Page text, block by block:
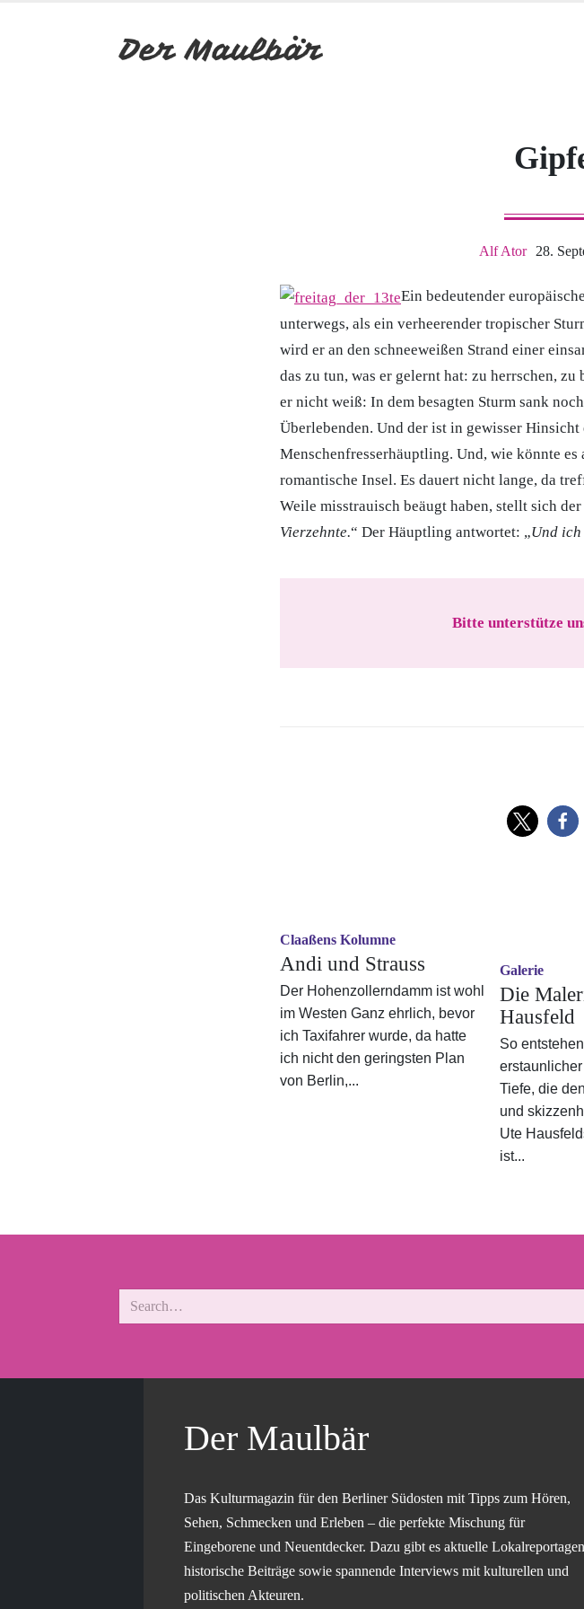
Alf Ator 28.
Ein bedeutender
unterwegs, als ein verheerender tropischer
wird er an den schneeweißen Strand einer
das zu tun, was er gelernt hat: zu herrschen,
er nicht weiß: In dem besagten Sturm sank
Überlebenden. Und der ist in gewisser
Menschenfresserhäuptling. Und, wie könnte
romantische Insel. Es dauert nicht lange, da
Weile misstrauisch beäugt haben, stellt sich
Vierzehnte.“ Der Häuptling antwortet: „Und
Bitte unterstütze
Claaßens Kolumne
Andi und Strauss
Der Hohenzollerndamm ist wohl
im Westen Ganz ehrlich, bevor
ich Taxifahrer wurde, da hatte
ich nicht den geringsten Plan
von Berlin,...
Galerie
Die
Hausfeld
So
Tiefe, die
und
Ute
ist...
Der Maulbär
Das Kulturmagazin für den Berliner Südosten mit Tipps zum Hören,
Sehen, Schmecken und Erleben – die perfekte Mischung für
Eingeborene und Neuentdecker. Dazu gibt es aktuelle
historische Beiträge sowie spannende Interviews mit kulturellen und
politischen Akteuren.